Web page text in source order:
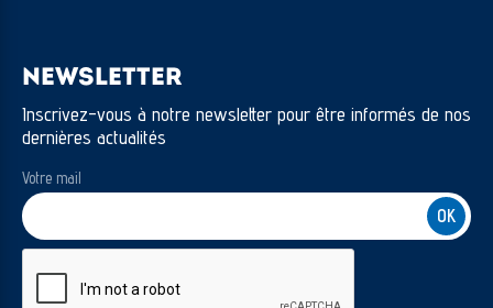
NEWSLETTER
Inscrivez-vous à notre newsletter pour être informés de nos
dernières actualités
Votre mail